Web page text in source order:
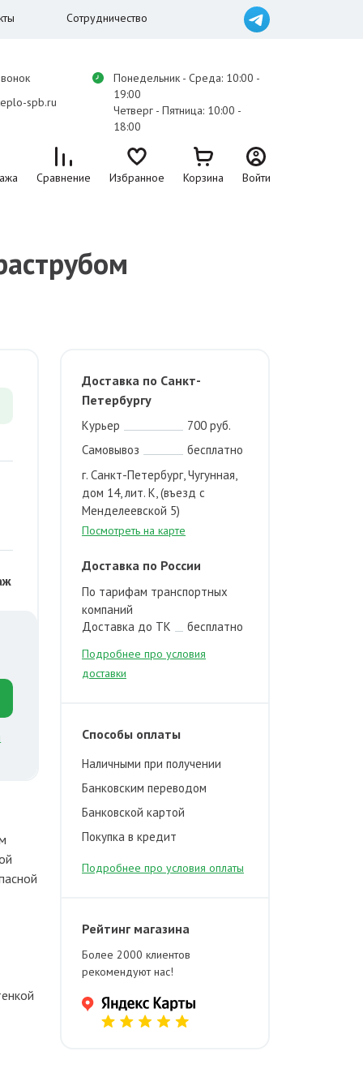
Сотрудничество
spb.ru
Понедельник - Среда: 10:00 -
19:00
Четверг - Пятница: 10:00 -
18:00
Сравнение Избранное Корзина Войти
Доставка по Санкт-
Петербургу
Курьер
700 руб.
Самовывоз
бесплатно
г. Санкт-Петербург, Чугунная,
дом 14, лит. К, (въезд с
Менделеевской 5)
Посмотреть на карте
Доставка по России
По тарифам транспортных
компаний
Доставка до ТК
бесплатно
Подробнее про условия
доставки
Способы оплаты
Наличными при получении
Банковским переводом
Банковской картой
Покупка в кредит
Подробнее про условия оплаты
Рейтинг магазина
Более 2000 клиентов
рекомендуют нас!